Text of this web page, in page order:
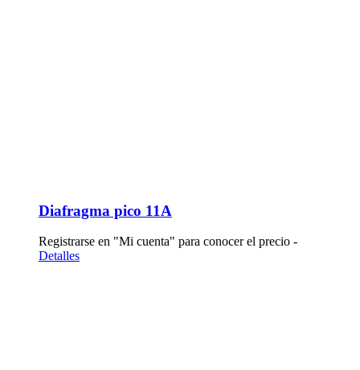
Diafragma pico 11A
Registrarse en "Mi cuenta" para conocer el precio -
Detalles